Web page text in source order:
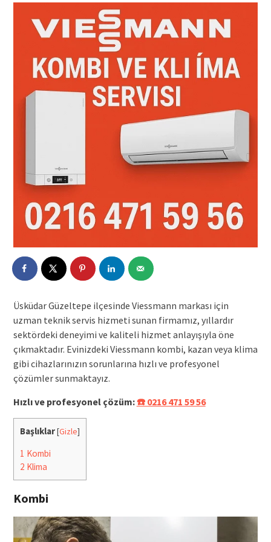
Üsküdar Güzeltepe ilçesinde Viessmann markası için
uzman teknik servis hizmeti sunan firmamız, yıllardır
sektördeki deneyimi ve kaliteli hizmet anlayışıyla öne
çıkmaktadır. Evinizdeki Viessmann kombi, kazan veya klima
gibi cihazlarınızın sorunlarına hızlı ve profesyonel
çözümler sunmaktayız.
Hızlı ve profesyonel çözüm:☎️ 0216 471 59 56
Başlıklar[Gizle]
1 Kombi
2 Klima
Kombi